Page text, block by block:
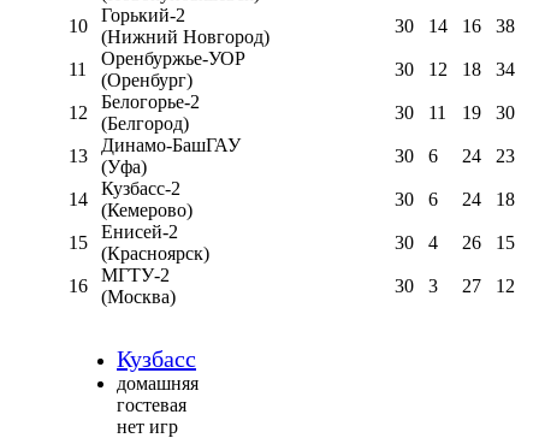
10
Горький-2
(Нижний Новгород)
30 14 16 38
11
Оренбуржье-УОР
(Оренбург)
30 12 18 34
12
Белогорье-2
(Белгород)
30 11 19 30
13
Динамо-БашГАУ
(Уфа)
30 6 24 23
14
Кузбасс-2
(Кемерово)
30 6 24 18
15
Енисей-2
(Красноярск)
30 4 26 15
16
МГТУ-2
(Москва)
30 3 27 12
Кузбасс
домашняя
гостевая
нет игр